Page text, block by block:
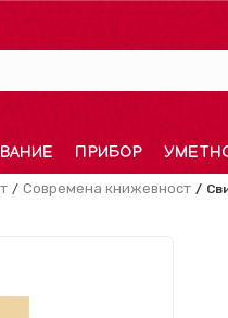
ПРИБОР
Современа книжевност